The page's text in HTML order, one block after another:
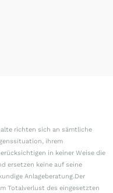
richten sich an sämtliche
ihrem
in keiner Weise die
ersetzen keine auf seine
Anlageberatung.Der
Totalverlust des eingesetzten